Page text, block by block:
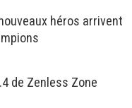
héros arrivent
de Zenless Zone